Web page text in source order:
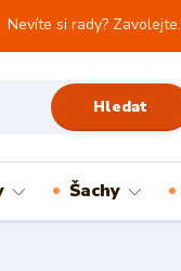
Hledat
Nevíte si rady? Zavolejte.
Šachy